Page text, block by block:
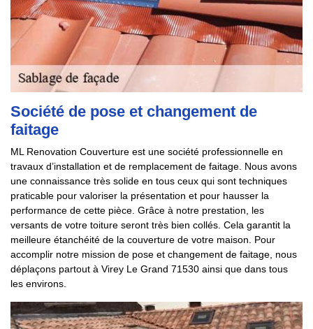
Société de pose et changement de
faitage
ML Renovation Couverture est une société professionnelle en
travaux d’installation et de remplacement de faitage. Nous avons
une connaissance très solide en tous ceux qui sont techniques
praticable pour valoriser la présentation et pour hausser la
performance de cette pièce. Grâce à notre prestation, les
versants de votre toiture seront très bien collés. Cela garantit la
meilleure étanchéité de la couverture de votre maison. Pour
accomplir notre mission de pose et changement de faitage, nous
déplaçons partout à Virey Le Grand 71530 ainsi que dans tous
les environs.